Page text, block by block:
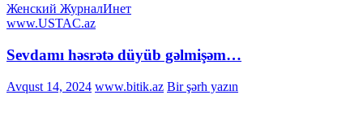
Женский ЖурналИнет
www.USTAC.az
Sevdamı həsrətə düyüb gəlmişəm…
Avqust 14, 2024 www.bitik.az Bir şərh yazın